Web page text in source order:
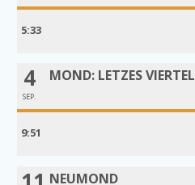
5:33
4
SEP.
MOND: LETZES VIERTEL
9:51
NEUMOND